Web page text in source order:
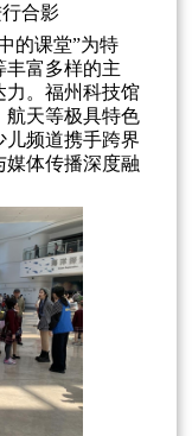
合影
的课堂”为特
丰富多样的主
力。福州科技馆
航天等极具特色
儿频道携手跨界
媒体传播深度融